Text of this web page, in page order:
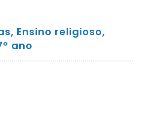
Ensino religioso,
ano